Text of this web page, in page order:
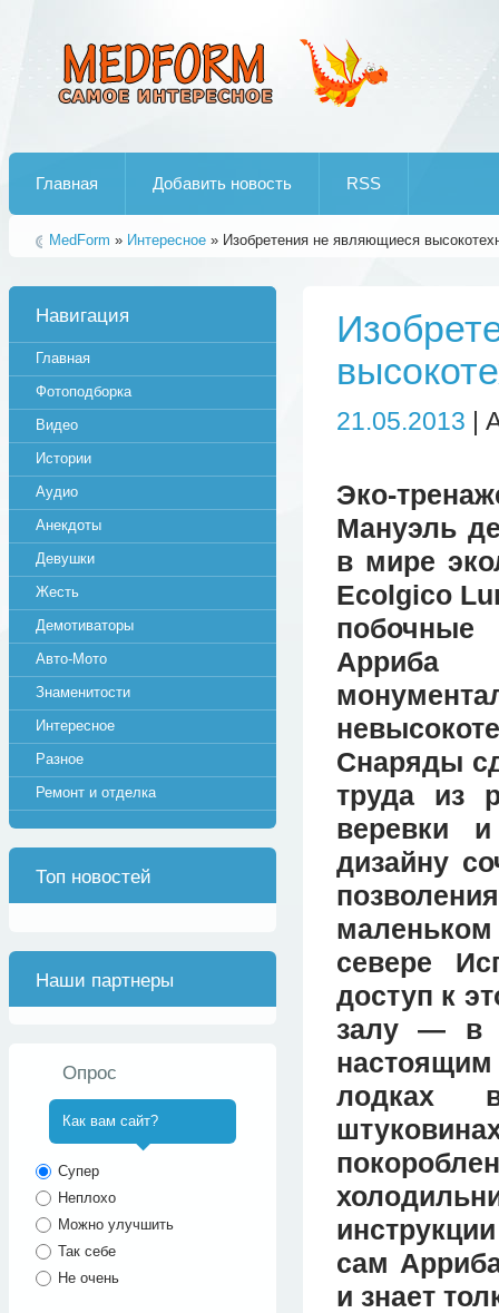
Главная Добавить новость RSS
MedForm » Интересное » Изобретения не являющиеся
21.05.2013 |
Эко-
Мануэль
в мире
Ecolgico
Арриба
Снаряды
труда из
веревки
дизайну
севере
доступ к
залу — в
лодках
сам
и знает
Навигация
Главная
Фотоподборка
Видео
Истории
Аудио
Анекдоты
Девушки
Жесть
Демотиваторы
Авто-Мото
Знаменитости
Интересное
Разное
Ремонт и отделка
Топ новостей
Наши партнеры
Опрос
Как вам сайт?
Супер
Неплохо
Можно улучшить
Так себе
Не очень